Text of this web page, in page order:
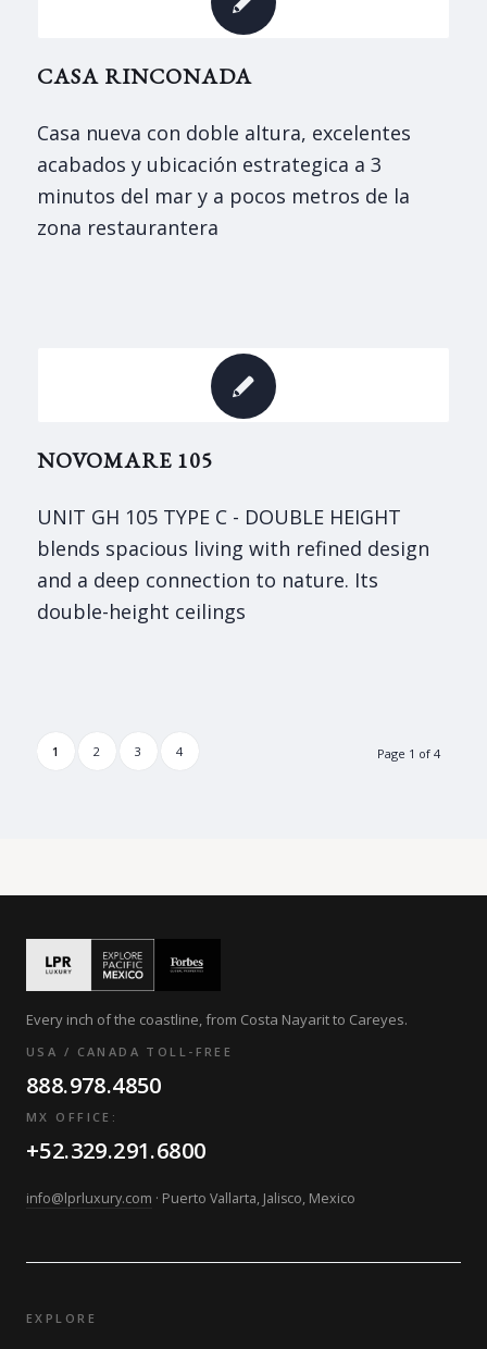
CASA RINCONADA
Casa nueva con doble altura, excelentes
acabados y ubicación estrategica a 3
minutos del mar y a pocos metros de la
zona restaurantera
NOVOMARE 105
UNIT GH 105 TYPE C - DOUBLE HEIGHT
blends spacious living with refined design
and a deep connection to nature. Its
double-height ceilings
Page 1 of 4
1 2 3 4
Every inch of the coastline, from Costa Nayarit to Careyes.
USA / CANADA TOLL-FREE
888.978.4850
MX OFFICE:
+52.329.291.6800
info@lprluxury.com · Puerto Vallarta, Jalisco, Mexico
EXPLORE